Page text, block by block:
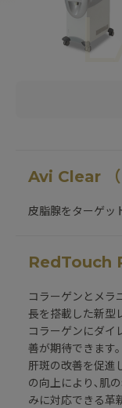
Avi Clear （
皮脂腺をターゲッ
RedTouch
コラーゲンとメ
長を搭載した新型
コラーゲンにダイ
善が期待できます
肝斑の改善を促進
の向上により､肌
みに対応できる革